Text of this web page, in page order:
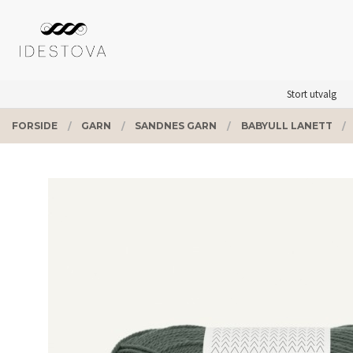
innholdet
Stort utvalg
PRODUKTER
FORSIDE GARN SANDNES GARN BABYULL LANETT